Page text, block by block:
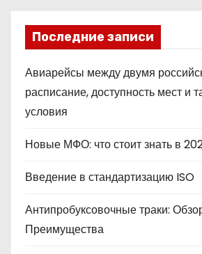
Последние записи
Авиарейсы между двумя
расписание, доступность мест и
условия
Новые МФО: что стоит знать в
Введение в стандартизацию ISO
Антипробуксовочные траки:
Преимущества